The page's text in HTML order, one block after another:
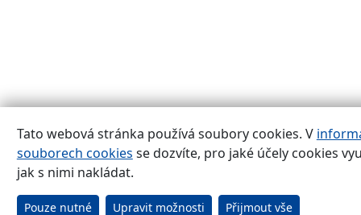
Tato webová stránka používá soubory cookies. V
souborech cookies se dozvíte, pro jaké účely cookies
jak s nimi nakládat.
Pouze nutné Upravit možnosti Přijmout vše